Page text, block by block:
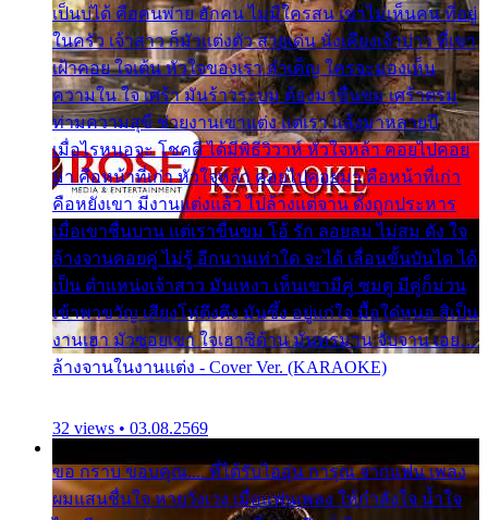
เป็นบ่ได้ คือคนพ่าย ฮักคน ไม่มีใครสน เขาไม่เห็นคน ที่อยู่
ในครัว เจ้าสาว ก็มัวแต่งตัว สวยเด่น นั่งเคียงเจ้าบ่าว ที่เขา
เฝ้าคอย ใจเต้น หัวใจของเรา ลำเค็ญ ใครจะมองเห็น
ความใน ใจ เศร้า มันร้าวระบม ต้องมาขื่นขม เศร้าตรม
ท่ามความสุขี ช่วยงานเขาแต่ง แต่เรา แล้งมาหลายปี
เมื่อไรหนอจะ โชคดี ได้มีพิธีวิวาห์ หัวใจหล้า คอยไปคอย
มา คือหน้าที่เก่า หัวใจหล้า คอยไปคอยมา คือหน้าที่เก่า
คือหยังเขา มีงานแต่งแล้ว ไปล้างแต่จาน ดั่งถูกประหาร
เมื่อเขาชื่นบาน แต่เราขื่นขม โอ้ รัก ลอยลม ไม่สม ดัง ใจ
ล้างจานคอยคู่ ไม่รู้ อีกนานเท่าใด จะได้ เลื่อนขั้นบันได ได้
เป็น ตำแหน่งเจ้าสาว มันเหงา เห็นเขามีคู่ ซมดู มีคู่ก็ม่วน
เข้าพาขวัญ เสียงโห่ตึงตึง มันซึ้ง อยู่แก่ใจ มื้อใด๋หนอ สิเป็น
งานเฮา มัวซอยเขา ใจเฮาซิด้าน มันทรมาน จับจาน เอย…
ล้างจานในงานแต่ง - Cover Ver. (KARAOKE)
32 views • 03.08.2569
ขอ กราบ ขอบคุณ.... ที่ได้รับไออุ่น การุณ จากแฟน เพลง
ผมแสนชื่นใจ หายวังเวง เมื่อแฟนเพลง ให้กำลังใจ น้ำใจ